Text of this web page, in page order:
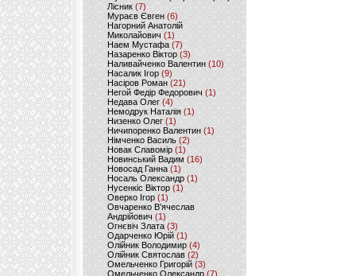
Лісник (7)
Мураєв Євген(6)
Нагорний Анатолій
Миколайович (1)
Наем Мустафа (7)
Назаренко Віктор (3)
Наливайченко Валентин (10)
Насалик Ігор(9)
Насіров Роман (21)
Негой Федір Федорович(1)
Недава Олег(4)
Немодрук Наталія(1)
Низенко Олег (1)
Ничипоренко Валентин (1)
Німченко Василь (2)
Новак Славомір (1)
Новинський Вадим (16)
Новосад Ганна (1)
Носаль Олександр (1)
Нусенкіс Віктор (1)
Оверко Ігор (1)
Овчаренко В'ячеслав
Андрійович(1)
Огнєвіч Злата (3)
Одарченко Юрій(1)
Олійник Володимир (4)
Олійник Святослав (2)
Омельченко Григорій (3)
Омельченко Олександр(7)